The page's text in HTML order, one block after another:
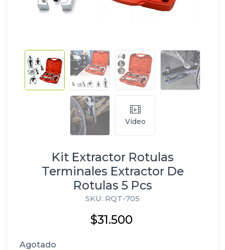
Video
Kit Extractor Rotulas
Terminales Extractor De
Rotulas 5 Pcs
SKU: RQT-705
$31.500
Agotado